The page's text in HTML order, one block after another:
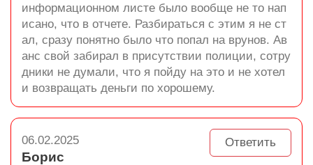
информационном листе было вообще не то нап
исано, что в отчете. Разбираться с этим я не ст
ал, сразу понятно было что попал на врунов. Ав
анс свой забирал в присутствии полиции, сотру
дники не думали, что я пойду на это и не хотел
и возвращать деньги по хорошему.
Ответить
06.02.2025
Борис